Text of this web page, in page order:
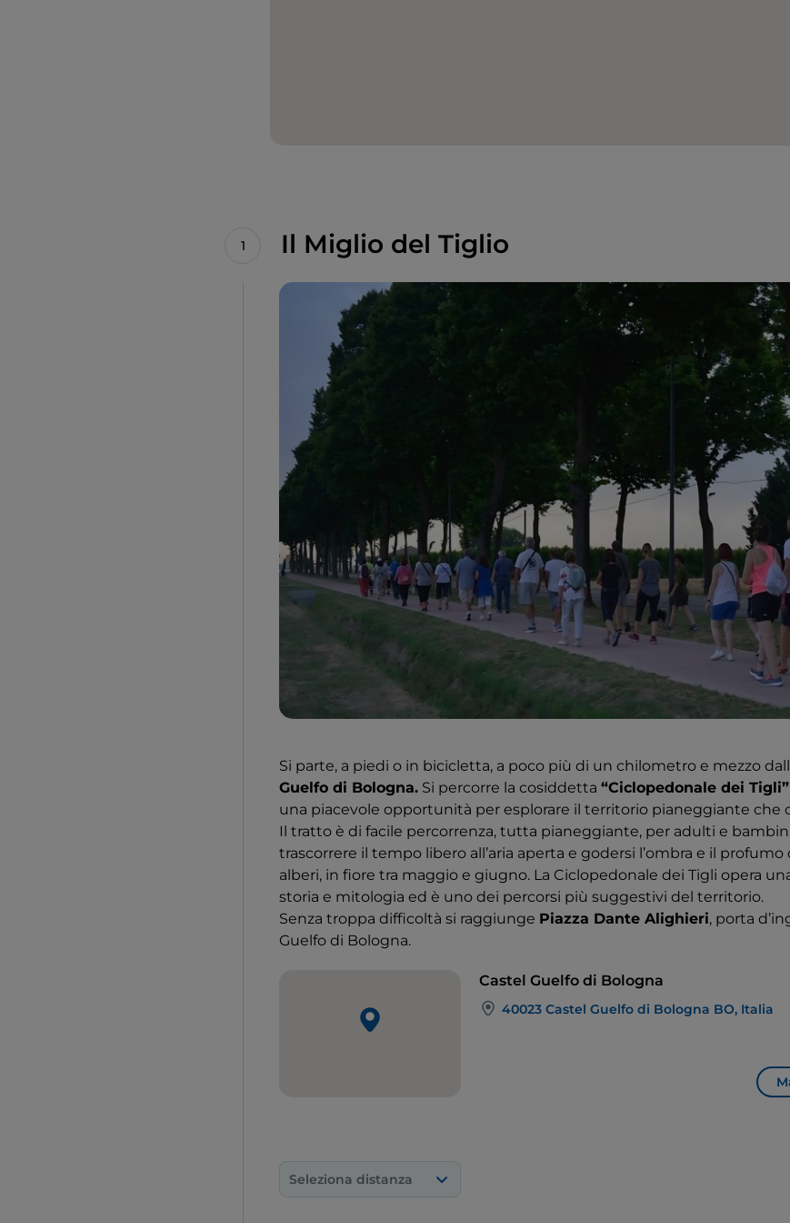
Il Miglio del Tiglio
Si parte, a piedi o in bicicletta, a poco più di un chilometro e mezzo
Guelfo di Bologna. Si percorre la cosiddetta “Ciclopedonale dei Tigli”
una piacevole opportunità per esplorare il territorio pianeggiante che
Il tratto è di facile percorrenza, tutta pianeggiante, per adulti e
trascorrere il tempo libero all’aria aperta e godersi l’ombra e il
alberi, in fiore tra maggio e giugno. La Ciclopedonale dei Tigli opera
storia e mitologia ed è uno dei percorsi più suggestivi del territorio.
Senza troppa difficoltà si raggiunge Piazza Dante Alighieri, porta
Guelfo di Bologna.
Castel Guelfo di Bologna
40023 Castel Guelfo di Bologna BO, Italia
Seleziona distanza